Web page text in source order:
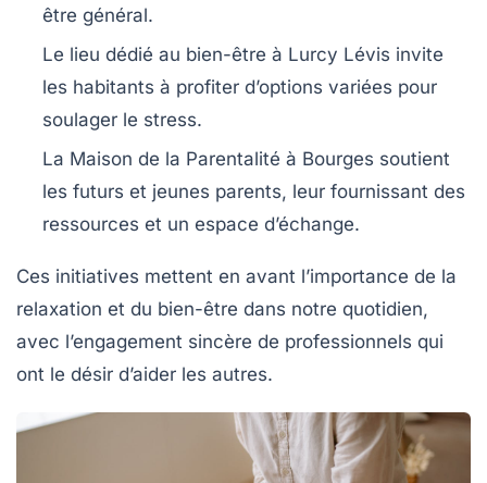
être général.
Le lieu dédié au bien-être à Lurcy Lévis invite
les habitants à profiter d’options variées pour
soulager le stress.
La Maison de la Parentalité à Bourges soutient
les futurs et jeunes parents, leur fournissant des
ressources et un espace d’échange.
Ces initiatives mettent en avant l’importance de la
relaxation et du bien-être dans notre quotidien,
avec l’engagement sincère de professionnels qui
ont le désir d’aider les autres.